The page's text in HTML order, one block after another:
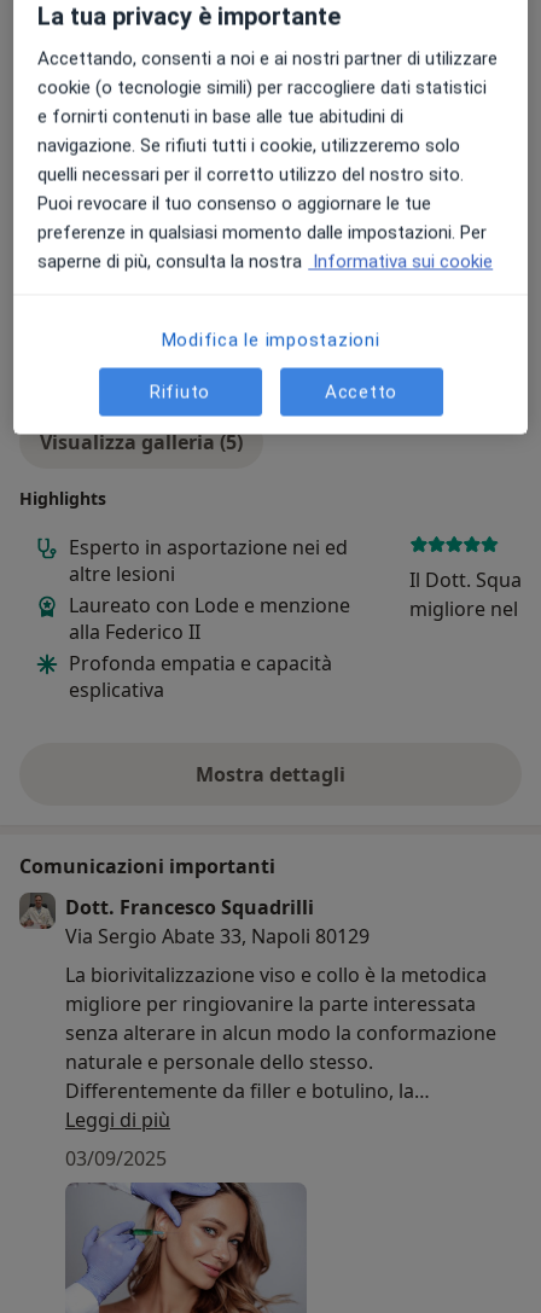
Presso questo indirizzo visito
Adulti (Solo in alcuni indirizzi)
Bambini (Solo in alcuni indirizzi)
Tipologia di visite
In studioVisualizza gli indirizzi (2)
Foto e video
Visualizza galleria (5)
Highlights
Esperto in asportazione nei ed
altre lesioni
Laureato con Lode e menzione
alla Federico II
Profonda empatia e capacità
esplicativa
Il Dott.
migliore nel
Mostra dettagli
sull'esperienza
Comunicazioni importanti
Dott. Francesco Squadrilli
Via Sergio Abate 33, Napoli 80129
La biorivitalizzazione viso e collo è la metodica
migliore per ringiovanire la parte interessata
senza alterare in alcun modo la conformazione
naturale e personale dello stesso.
Differentemente da filler e botulino, la
biorivitalizzazione vi renderà più giovani senza
modifiche visibili a contorni e conformazione
personale che rimarranno invariate
Leggi di più
03/09/2025
La tua privacy è importante
Accettando, consenti a noi e ai nostri partner di utilizzare
cookie (o tecnologie simili) per raccogliere dati statistici
e fornirti contenuti in base alle tue abitudini di
navigazione. Se rifiuti tutti i cookie, utilizzeremo solo
quelli necessari per il corretto utilizzo del nostro sito.
Puoi revocare il tuo consenso o aggiornare le tue
preferenze in qualsiasi momento dalle impostazioni. Per
saperne di più, consulta la nostra Informativa sui cookie
Modifica le impostazioni
Rifiuto Accetto